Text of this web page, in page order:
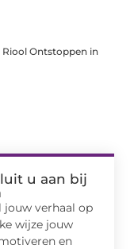
Riool Ontstoppen in
u aan bij
jouw verhaal op
wijze jouw
en